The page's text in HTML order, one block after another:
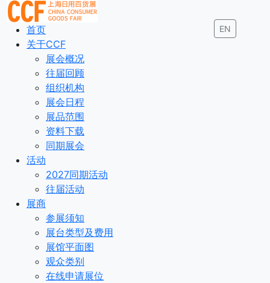
EN
首页
关于CCF
展会概况
往届回顾
组织机构
展会日程
展品范围
资料下载
同期展会
活动
2027同期活动
往届活动
展商
参展须知
展台类型及费用
展馆平面图
观众类别
在线申请展位